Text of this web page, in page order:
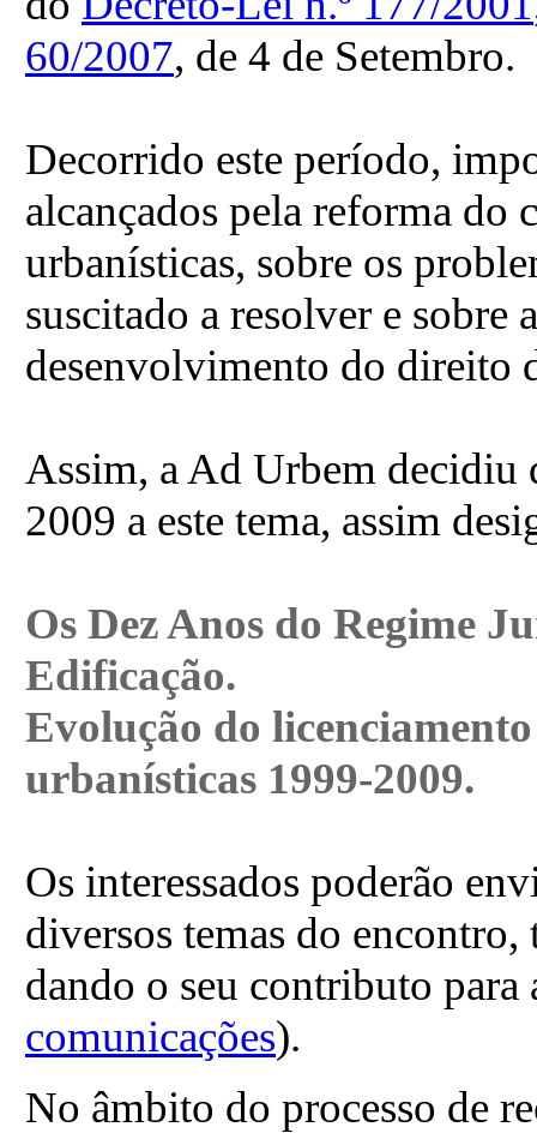
60/2007, de 4 de Setembro.
Decorrido este período,
alcançados pela reforma do
urbanísticas, sobre os
suscitado a resolver e sobre
desenvolvimento do direito
Assim, a Ad Urbem decidiu
2009 a este tema, assim
Os Dez Anos do Regime
Edificação.
Evolução do
urbanísticas 1999-2009.
Os interessados poderão
diversos temas do encontro,
dando o seu contributo
comunicações).
No âmbito do processo de